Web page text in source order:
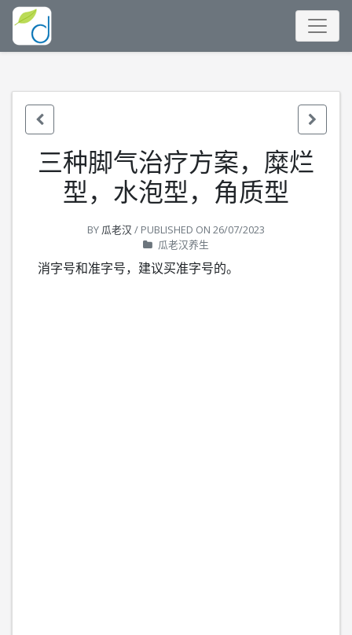
三种脚气治疗方案，糜烂
型，水泡型，角质型
BY 瓜老汉 / PUBLISHED ON 26/07/2023
瓜老汉养生
消字号和准字号，建议买准字号的。